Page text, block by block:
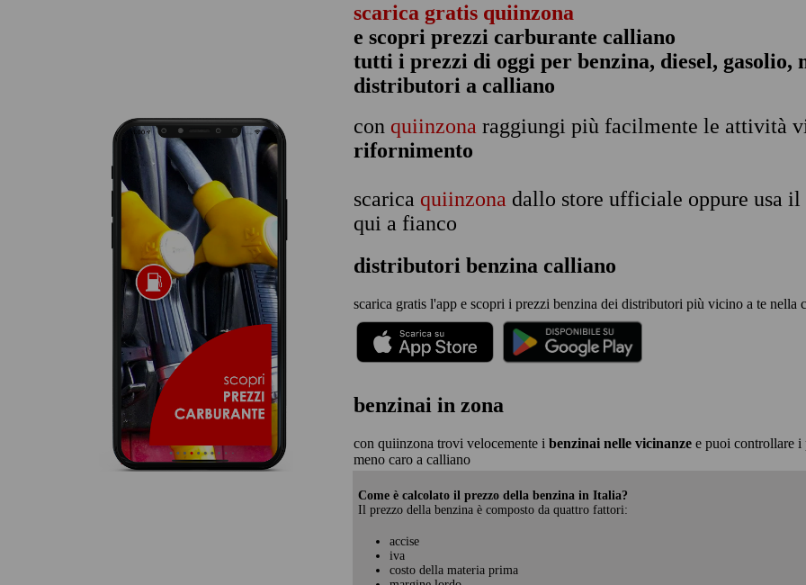
scarica gratis quiinzona
e scopri prezzi carburante calliano
tutti i prezzi di oggi per benzina, diesel, gasolio,
distributori a calliano
con quiinzona raggiungi più facilmente le attività
rifornimento
scarica quiinzona dallo store ufficiale oppure usa il
qui a fianco
distributori benzina calliano
scarica gratis l'app e scopri i prezzi benzina dei distributori più vicino a te nella
benzinai in zona
con quiinzona trovi velocemente i benzinai nelle vicinanze e puoi controllare i
meno caro a calliano
Come è calcolato il prezzo della benzina in Italia?
Il prezzo della benzina è composto da quattro fattori:
accise
iva
costo della materia prima